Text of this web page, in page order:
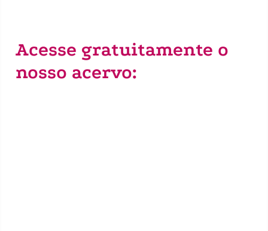
Acesse gratuitamente o
nosso acervo: